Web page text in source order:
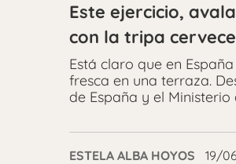
Este ejercicio,
con la tripa
Está claro que en
fresca en una terraza.
de España y el
ESTELA ALBA HOYOS 19/